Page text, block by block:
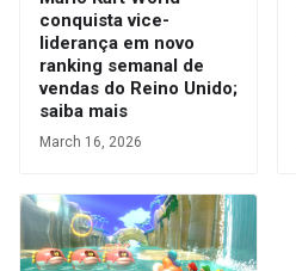
conquista vice-
liderança em novo
ranking semanal de
vendas do Reino Unido;
saiba mais
March 16, 2026